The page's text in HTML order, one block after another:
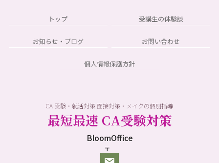
トップ 受講生の体験談
お知らせ・ブログ お問い合わせ
個人情報保護方針
CA 受験・就活対策 面接対策・メイクの個別指導
最短最速 CA受験対策
BloomOffice
〒